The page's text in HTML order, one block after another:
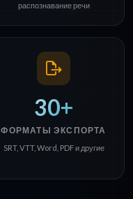
распознавание речи
30+
ФОРМАТЫ ЭКСПОРТА
SRT, VTT, Word, PDF и другие